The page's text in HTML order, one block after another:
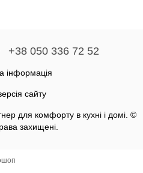
+38 050 336 72 52
інформація
сайту
для комфорту в кухні і домі. ©
захищені.